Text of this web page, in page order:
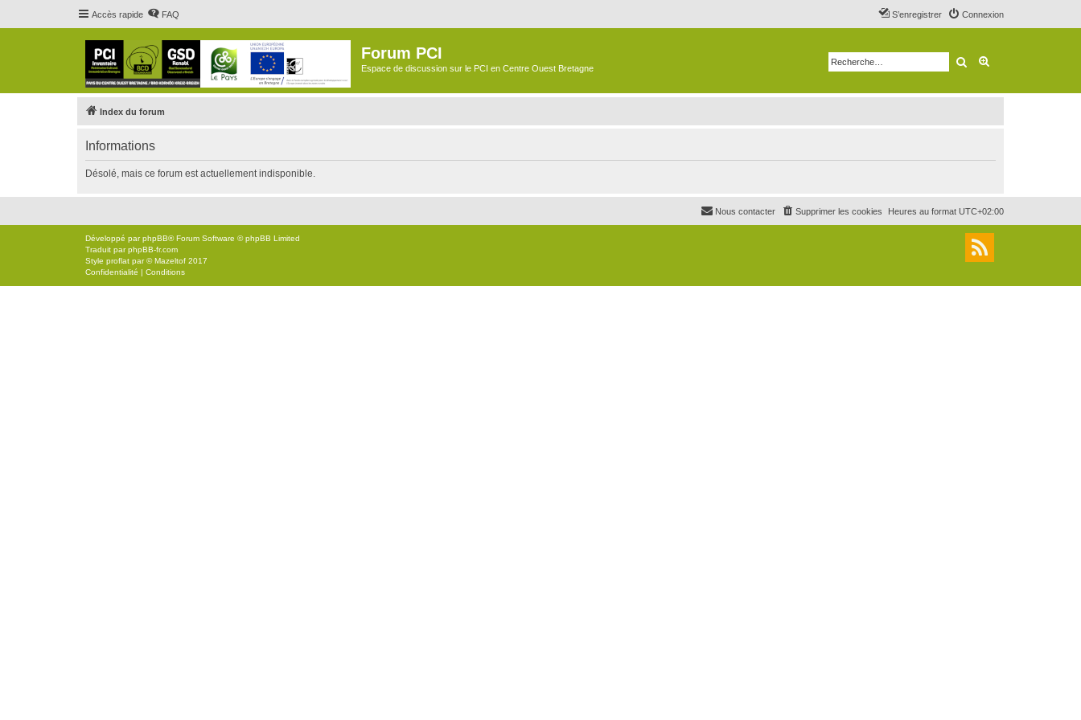
Accès rapide FAQ Connexion
S’enregistrer
Forum PCI
Espace de discussion sur le PCI en Centre Ouest Bretagne Rechercher
Index du forum
Informations
Désolé, mais ce forum est actuellement indisponible.
Heures au format UTC+02:00
Supprimer les cookies
Nous contacter
Développé parphpBB® Forum Software © phpBB Limited
Traduit parphpBB-fr.com
Style proflat par ©Mazeltof 2017
Confidentialité | Conditions